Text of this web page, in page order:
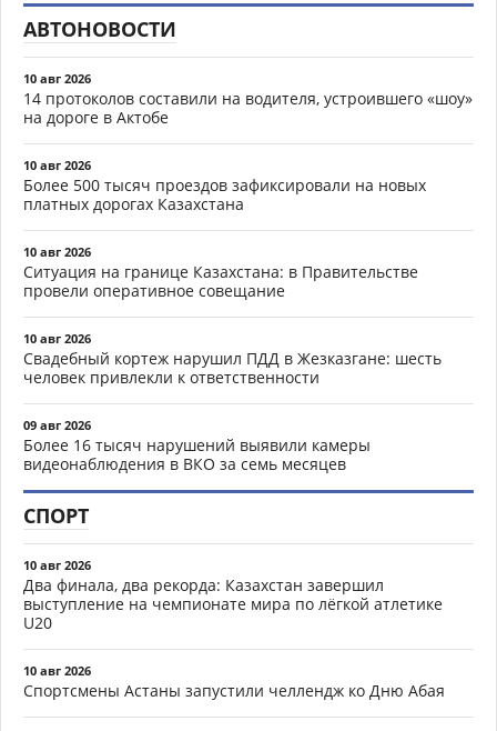
АВТОНОВОСТИ
10 авг 2026
14 протоколов составили на водителя, устроившего «шоу»
на дороге в Актобе
10 авг 2026
Более 500 тысяч проездов зафиксировали на новых
платных дорогах Казахстана
10 авг 2026
Ситуация на границе Казахстана: в Правительстве
провели оперативное совещание
10 авг 2026
Свадебный кортеж нарушил ПДД в Жезказгане: шесть
человек привлекли к ответственности
09 авг 2026
Более 16 тысяч нарушений выявили камеры
видеонаблюдения в ВКО за семь месяцев
СПОРТ
10 авг 2026
Два финала, два рекорда: Казахстан завершил
выступление на чемпионате мира по лёгкой атлетике
U20
10 авг 2026
Спортсмены Астаны запустили челлендж ко Дню Абая